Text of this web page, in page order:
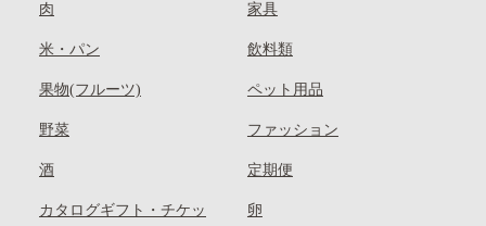
肉
米・パン
果物(フルーツ)
野菜
酒
カタログギフト・チケッ
家具
飲料類
ペット用品
ファッション
定期便
卵